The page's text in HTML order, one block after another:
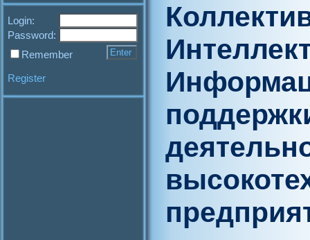
Login:
Password:
Remember
Register